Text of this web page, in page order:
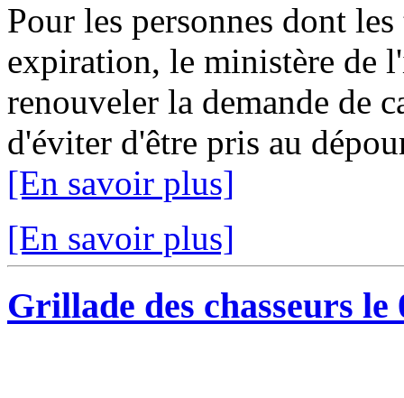
Pour les personnes dont
expiration, le ministère de
renouveler la demande de
d'éviter d'être pris au
[En savoir plus]
[En savoir plus]
Grillade des chasseurs le